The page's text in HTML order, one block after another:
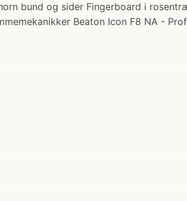
bund og sider Fingerboard i
Beaton Icon F8 NA -